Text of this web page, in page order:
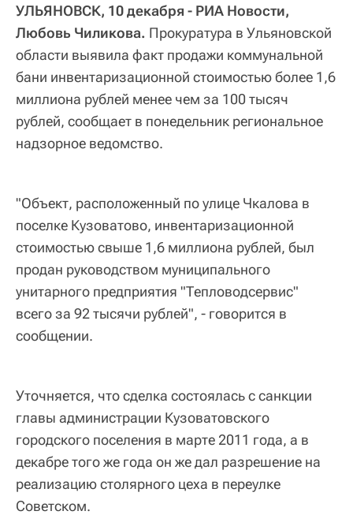
УЛЬЯНОВСК, 10 декабря - РИА Новости,
Любовь Чиликова. Прокуратура в Ульяновской
области выявила факт продажи коммунальной
бани инвентаризационной стоимостью более 1,6
миллиона рублей менее чем за 100 тысяч
рублей, сообщает в понедельник региональное
надзорное ведомство.
"Объект, расположенный по улице Чкалова в
поселке Кузоватово, инвентаризационной
стоимостью свыше 1,6 миллиона рублей, был
продан руководством муниципального
унитарного предприятия "Тепловодсервис"
всего за 92 тысячи рублей", - говорится в
сообщении.
Уточняется, что сделка состоялась с санкции
главы администрации Кузоватовского
городского поселения в марте 2011 года, а в
декабре того же года он же дал разрешение на
реализацию столярного цеха в переулке
Советском.